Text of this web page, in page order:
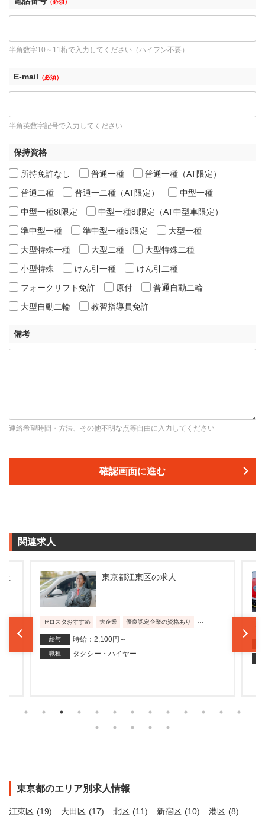
半角数字10～11桁で入力してください（ハイフン不要）
E-mail （必須）
半角英数字記号で入力してください
保持資格
所持免許なし 普通一種
普通一種（AT限定）
普通二種
普通一二種（AT限定）
中型一種
中型一種8t限定
中型一種8t限定（AT中型車限定）
準中型一種
準中型一種5t限定
大型一種
大型特殊一種
大型二種
大型特殊二種
小型特殊
けん引一種
けん引二種
フォークリフト免許
原付
普通自動二輪
大型自動二輪
教習指導員免許
備考
連絡希望時間・方法、その他不明な点等自由に入力してください
関連求人
社
東京都江東区の求人
ゼロスタおすすめ 大企業 優良認定企業の資格あり ...
給与 時給：2,100円～
職種 タクシー・ハイヤー
東京都のエリア別求人情報
江東区 (19) 大田区 (17) 北区 (11) 新宿区 (10) 港区 (8)